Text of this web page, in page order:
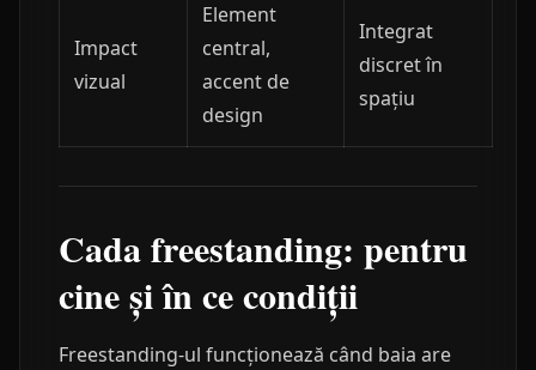
Impact
vizual
Element
central,
accent de
design
Integrat
discret în
spațiu
Cada freestanding: pentru
cine și în ce condiții
Freestanding-ul funcționează când baia are